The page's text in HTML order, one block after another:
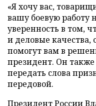
«Я хочу вас,
вашу боевую работу
уверенность в том,
и деловые качества,
помогут вам в
президент. Он
передать слова
передовой.
Президент России